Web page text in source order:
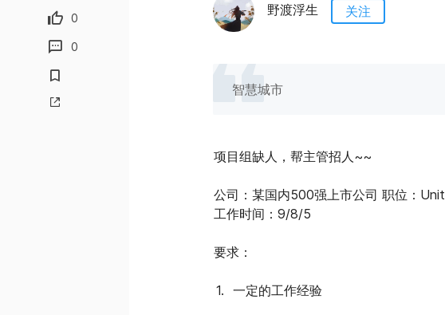
0
0
野渡浮生 关注
智慧城市
项目组缺人，帮主管招人~~
公司：某国内500强上市公司 职位：
工作时间：9/8/5
要求：
一定的工作经验